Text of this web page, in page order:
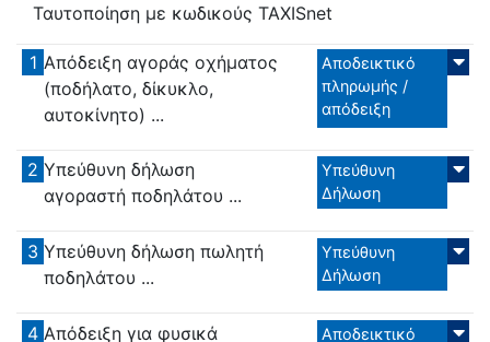
Ταυτοποίηση με κωδικούς TAXISnet
1 Απόδειξη αγοράς οχήματος
(ποδήλατο, δίκυκλο,
αυτοκίνητο) ...
Αποδεικτικό
πληρωμής /
απόδειξη
2 Υπεύθυνη δήλωση
αγοραστή ποδηλάτου ...
Υπεύθυνη
Δήλωση
3 Υπεύθυνη δήλωση πωλητή
ποδηλάτου ...
Υπεύθυνη
Δήλωση
4 Απόδειξη για φυσικά
Αποδεικτικό